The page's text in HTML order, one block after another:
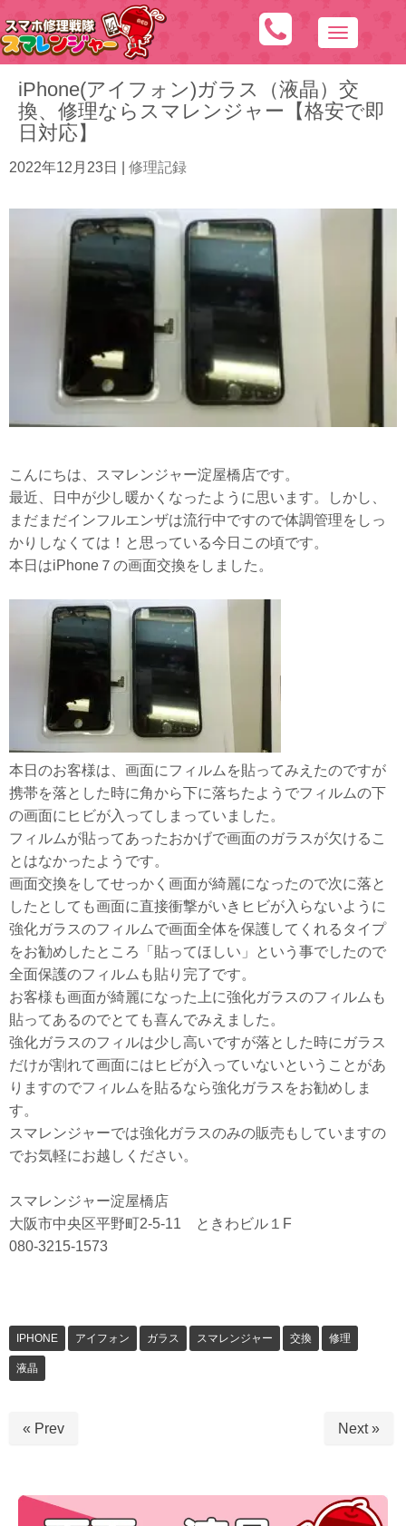
N
a
v
i
i
iPhone(アイフォン)ガラス（液晶）交
換、修理ならスマレンジャー【格安で即
日対応】
2022年12月23日 修理記録
こんにちは、スマレンジャー淀屋橋店です。
最近、日中が少し暖かくなったように思います。しかし、
まだまだインフルエンザは流行中ですので体調管理をしっ
かりしなくては！と思っている今日この頃です。
本日はiPhone７の画面交換をしました。
本日のお客様は、画面にフィルムを貼ってみえたのですが
携帯を落とした時に角から下に落ちたようでフィルムの下
の画面にヒビが入ってしまっていました。
フィルムが貼ってあったおかげで画面のガラスが欠けるこ
とはなかったようです。
画面交換をしてせっかく画面が綺麗になったので次に落と
したとしても画面に直接衝撃がいきヒビが入らないように
強化ガラスのフィルムで画面全体を保護してくれるタイプ
をお勧めしたところ「貼ってほしい」という事でしたので
全面保護のフィルムも貼り完了です。
お客様も画面が綺麗になった上に強化ガラスのフィルムも
貼ってあるのでとても喜んでみえました。
強化ガラスのフィルは少し高いですが落とした時にガラス
だけが割れて画面にはヒビが入っていないということがあ
りますのでフィルムを貼るなら強化ガラスをお勧めしま
す。
スマレンジャーでは強化ガラスのみの販売もしていますの
でお気軽にお越しください。
スマレンジャー淀屋橋店
大阪市中央区平野町2-5-11 ときわビル１F
080-3215-1573
IPHONE アイフォン ガラス スマレンジャー 交換 修理
液晶
« Prev Next »